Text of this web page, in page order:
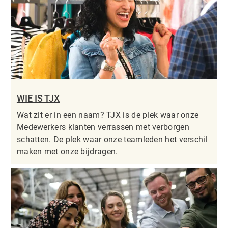
WIE IS TJX
Wat zit er in een naam? TJX is de plek waar onze
Medewerkers klanten verrassen met verborgen
schatten. De plek waar onze teamleden het verschil
maken met onze bijdragen.